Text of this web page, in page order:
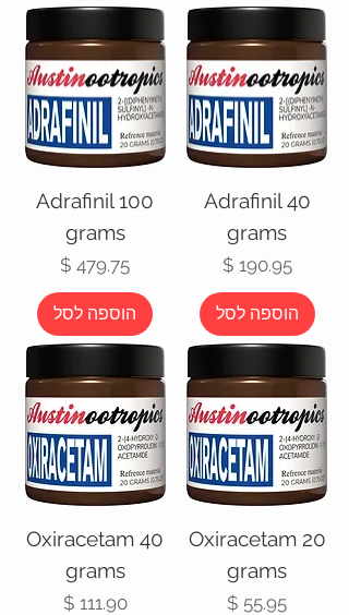
Adrafinil 40
grams
מחיר‏190.95 ‏$
הוספה לסל
Adrafinil 100
grams
מחיר
הוספה לסל
Oxiracetam 20
grams
מחיר
Oxiracetam 40
grams
מחיר‏111.90 ‏$